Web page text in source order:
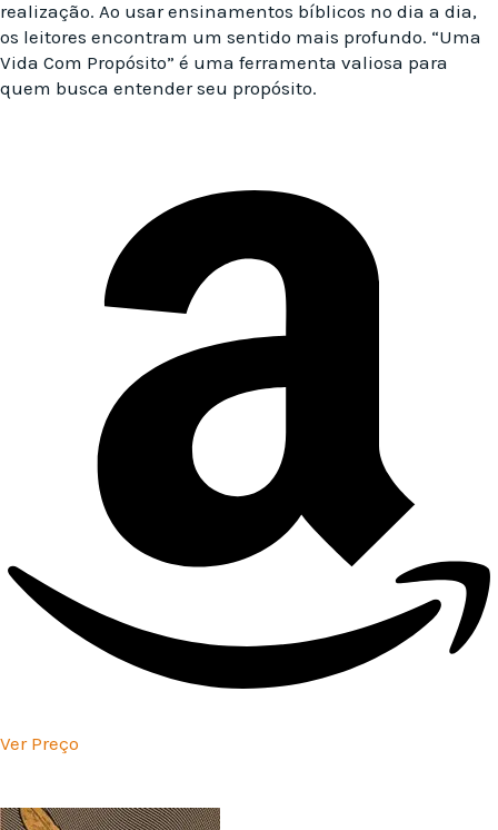
realização. Ao usar ensinamentos bíblicos no dia a dia,
os leitores encontram um sentido mais profundo. “Uma
Vida Com Propósito” é uma ferramenta valiosa para
quem busca entender seu propósito.
Ver Preço